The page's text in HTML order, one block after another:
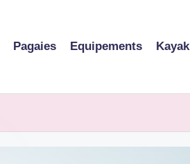
Pagaies Equipements Kayak